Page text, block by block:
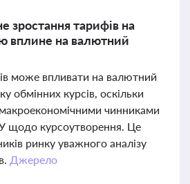
зростання тарифів на
вплине на валютний
може впливати на валютний
обмінних курсів, оскільки
чинниками
щодо курсоутворення. Це
ринку уважного аналізу
Джерело